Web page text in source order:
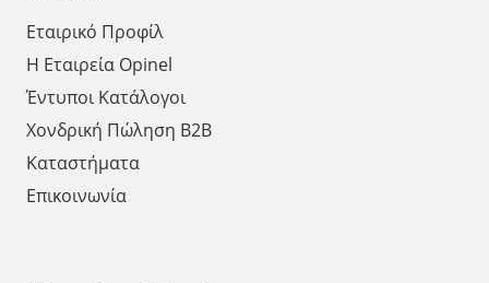
Εταιρικό Προφίλ
Η Εταιρεία Opinel
Έντυποι Κατάλογοι
Χονδρική Πώληση Β2Β
Καταστήματα
Επικοινωνία